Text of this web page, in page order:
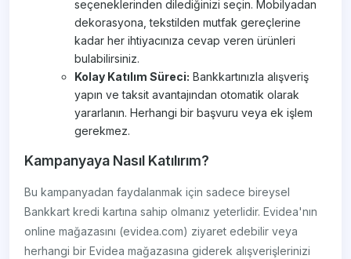
seçeneklerinden dilediğinizi seçin. Mobilyadan
dekorasyona, tekstilden mutfak gereçlerine
kadar her ihtiyacınıza cevap veren ürünleri
bulabilirsiniz.
Kolay Katılım Süreci: Bankkartınızla alışveriş
yapın ve taksit avantajından otomatik olarak
yararlanın. Herhangi bir başvuru veya ek işlem
gerekmez.
Kampanyaya Nasıl Katılırım?
Bu kampanyadan faydalanmak için sadece bireysel
Bankkart kredi kartına sahip olmanız yeterlidir. Evidea'nın
online mağazasını (evidea.com) ziyaret edebilir veya
herhangi bir Evidea mağazasına giderek alışverişlerinizi